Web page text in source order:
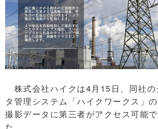
株式会社ハイクは4月15日、同社の
タ管理システム「ハイクワークス」
撮影データに第三者がアクセス可能